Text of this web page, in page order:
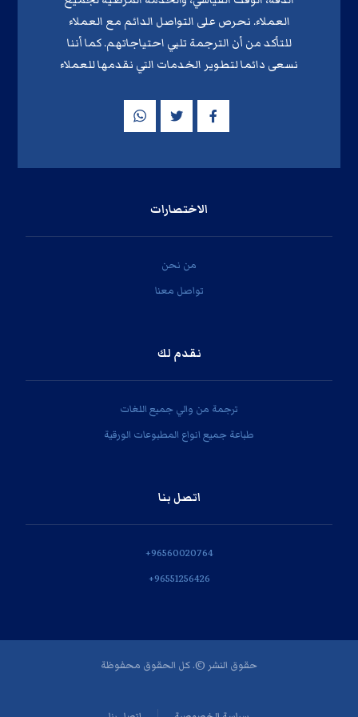
العملاء. نحرص على التواصل الدائم مع العملاء
للتأكد من أن الترجمة تلبي احتياجاتهم. كما أننا
نسعى دائما لتطوير الخدمات التي نقدمها للعملاء
الاختصارات
من نحن
تواصل معنا
نقدم لك
ترجمة من والي جميع اللغات
طباعة جميع انواع المطبوعات الورقية
اتصل بنا
‎+96560020764
‎+96551256426
حقوق النشر ©. كل الحقوق محفوظة